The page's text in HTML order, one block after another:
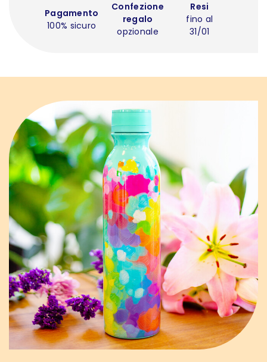
Pagamento
100% sicuro
Confezione
regalo
opzionale
Resi
fino al
31/01